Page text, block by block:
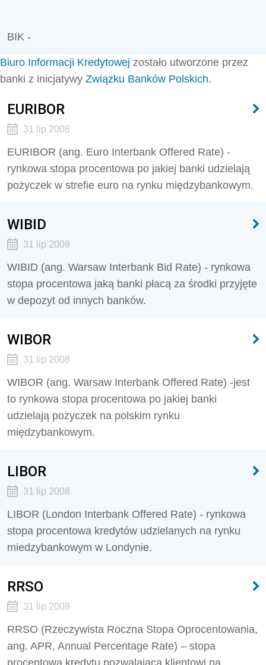
BIK -
Biuro Informacji Kredytowej zostało utworzone przez
banki z inicjatywy Związku Banków Polskich.
EURIBOR
31 lip 2008
EURIBOR (ang. Euro Interbank Offered Rate) -
rynkowa stopa procentowa po jakiej banki udzielają
pożyczek w strefie euro na rynku międzybankowym.
WIBID
31 lip 2008
WIBID (ang. Warsaw Interbank Bid Rate) - rynkowa
stopa procentowa jaką banki płacą za środki przyjęte
w depozyt od innych banków.
WIBOR
31 lip 2008
WIBOR (ang. Warsaw Interbank Offered Rate) -jest
to rynkowa stopa procentowa po jakiej banki
udzielają pożyczek na polskim rynku
międzybankowym.
LIBOR
31 lip 2008
LIBOR (London Interbank Offered Rate) - rynkowa
stopa procentowa kredytów udzielanych na rynku
miedzybankowym w Londynie.
RRSO
31 lip 2008
RRSO (Rzeczywista Roczna Stopa Oprocentowania,
ang. APR, Annual Percentage Rate) – stopa
procentowa kredytu pozwalająca klientowi na